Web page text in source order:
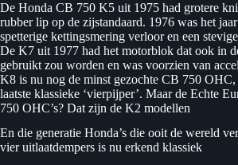
De Honda CB 750 K5 uit 1975 had grotere
rubber lip op de zijstandaard. 1976 was het
spetterige kettingsmering verloor en een
De K7 uit 1977 had het motorblok dat ook in
gebruikt zou worden en was voorzien van
K8 is nu nog de minst gezochte CB 750 OHC,
laatste klassieke ‘vierpijper’. Maar de Echte
750 OHC’s? Dat zijn de K2 modellen
En die generatie Honda’s die ooit de wereld
vier uitlaatdempers is nu erkend klassiek